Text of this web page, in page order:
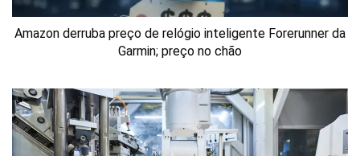
Amazon derruba preço de relógio inteligente Forerunner da
Garmin; preço no chão